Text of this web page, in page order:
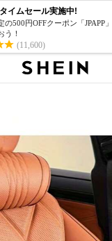
イムセール実施中!
の500円OFFクーポン「JPAPP
う！
(11,600)